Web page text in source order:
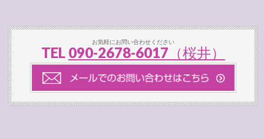
お気軽にお問い合わせください
TEL 090-2678-6017（桜井）